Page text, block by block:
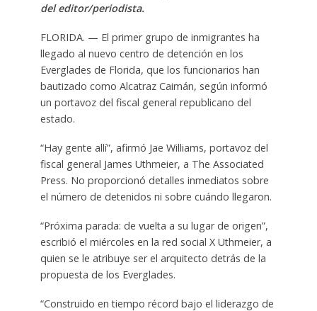
del editor/periodista.
FLORIDA. — El primer grupo de inmigrantes ha
llegado al nuevo centro de detención en los
Everglades de Florida, que los funcionarios han
bautizado como Alcatraz Caimán, según informó
un portavoz del fiscal general republicano del
estado.
“Hay gente allí”, afirmó Jae Williams, portavoz del
fiscal general James Uthmeier, a The Associated
Press. No proporcionó detalles inmediatos sobre
el número de detenidos ni sobre cuándo llegaron.
“Próxima parada: de vuelta a su lugar de origen”,
escribió el miércoles en la red social X Uthmeier, a
quien se le atribuye ser el arquitecto detrás de la
propuesta de los Everglades.
“Construido en tiempo récord bajo el liderazgo de